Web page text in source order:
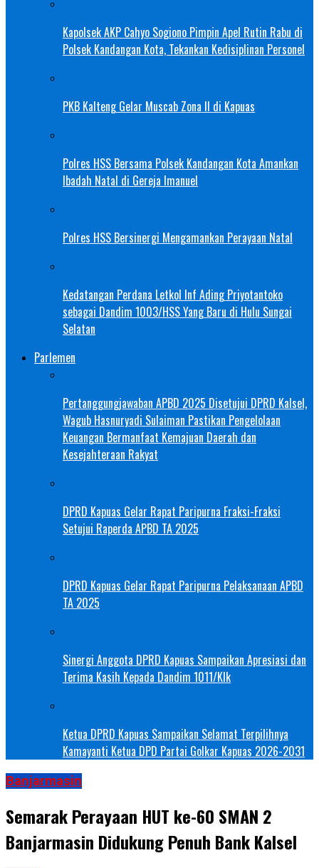
Kapolsek AKP Cahyo Sogiono Pimpin Apel Rutin Rabu di
Polsek Kandangan Kota, Tekankan Kedisiplinan Personel
PKB Kalteng Gelar Muscab Zona II di Kapuas
Polres HSS Bersama Polsek Kandangan Kota Amankan
Ibadah Natal di Gereja Imanuel
Polres HSS Bersinergi Mengamankan Perayaan Natal
Kedatangan Perdana Letkol Inf Ading Priyotantoko
sebagai Dandim 1003/HSS Yang Baru di Hulu Sungai
Selatan
Parlemen
Pertanggungjawaban APBD 2025 Disetujui DPRD Kalsel,
Wagub Hasnuryadi Sulaiman Pastikan Pengelolaan
Keuangan Bermanfaat Kemajuan Daerah dan
Kesejahteraan Rakyat
DPRD Kapuas Gelar Rapat Paripurna Fraksi-Fraksi
Setujui Raperda APBD TA 2025
DPRD Kapuas Gelar Rapat Paripurna Pelaksanaan APBD
TA 2025
Sinergi Anggota DPRD Kapuas Sampaikan Apresiasi dan
Terima Kasih Kepada Dandim 1011/Klk
Ketua DPRD Kapuas Sampaikan Selamat Terpilihnya
Kamayanti Ketua DPD Partai Golkar Kapuas 2026-2031
Banjarmasin
Semarak Perayaan HUT ke-60 SMAN 2
Banjarmasin Didukung Penuh Bank Kalsel